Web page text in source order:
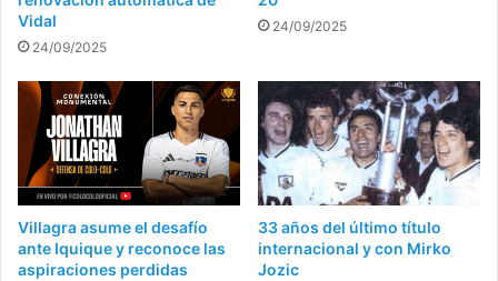
Vidal
24/09/2025
24/09/2025
Villagra asume el desafío
ante Iquique y reconoce las
aspiraciones perdidas
33 años del último título
internacional y con Mirko
Jozic